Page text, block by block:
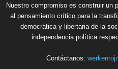
Nuestro compromiso es construir un
al pensamiento crítico para la
democrática y libertaria de la
independencia política
Contáctanos: